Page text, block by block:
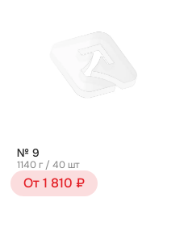
№ 9
1140 г / 40 шт
От 1 810 ₽